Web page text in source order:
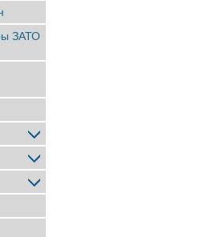
ЗАТО